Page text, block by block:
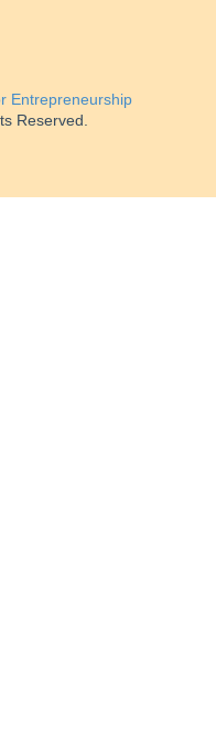
Entrepreneurship
Reserved.